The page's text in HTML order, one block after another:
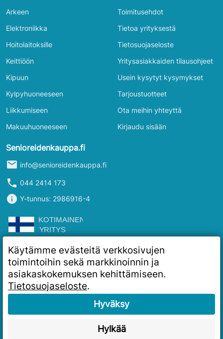
Arkeen
Elektroniikka
Hoitolaitoksille
Keittiöön
Kipuun
Kylpyhuoneeseen
Liikkumiseen
Makuuhuoneeseen
Toimitusehdot
Tietoa yrityksestä
Tietosuojaseloste
Yritysasiakkaiden tilausohjeet
Usein kysytyt kysymykset
Tarjoustuotteet
Ota meihin yhteyttä
Kirjaudu sisään
Senioreidenkauppa.fi
mail info@senioreidenkauppa.fi
phone 044 2414 173
info Y-tunnus: 2986916-4
Käytämme evästeitä verkkosivujen
toimintoihin sekä markkinoinnin ja
asiakaskokemuksen kehittämiseen.
Tietosuojaseloste.
Hyväksy
Hylkää